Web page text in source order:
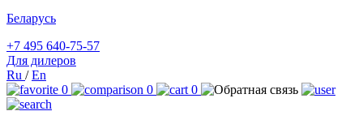
Беларусь
+7 495 640-75-57
Для дилеров
Ru /En
0
0 0